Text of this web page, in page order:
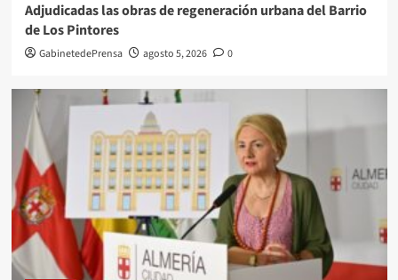
Adjudicadas las obras de regeneración urbana del Barrio
de Los Pintores
GabinetedePrensa agosto 5, 2026 0